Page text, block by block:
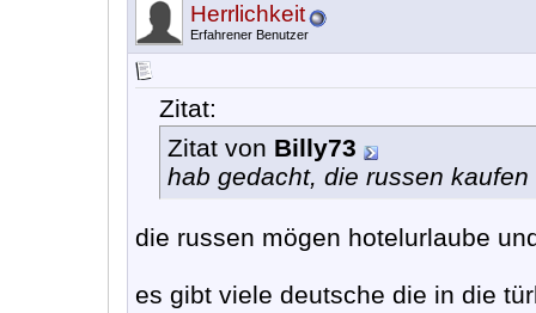
Herrlichkeit
Erfahrener Benutzer
Zitat:
Zitat von Billy73
hab gedacht, die russen
die russen mögen hotelurlaube
es gibt viele deutsche die in die